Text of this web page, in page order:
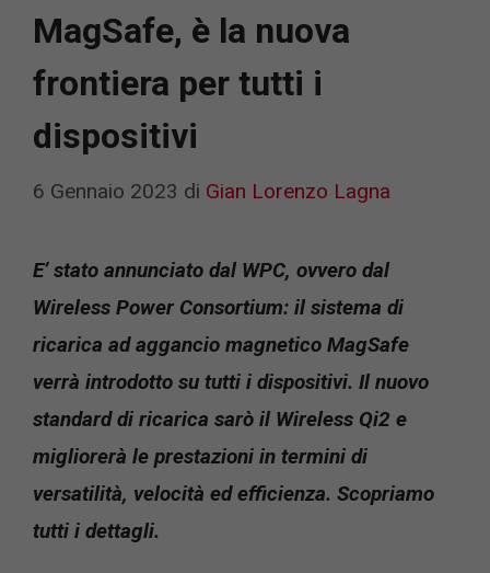
MagSafe, è la nuova
frontiera per tutti i
dispositivi
6 Gennaio 2023 di Gian Lorenzo Lagna
E’ stato annunciato dal WPC, ovvero dal
Wireless Power Consortium: il sistema di
ricarica ad aggancio magnetico MagSafe
verrà introdotto su tutti i dispositivi. Il nuovo
standard di ricarica sarò il Wireless Qi2 e
migliorerà le prestazioni in termini di
versatilità, velocità ed efficienza. Scopriamo
tutti i dettagli.